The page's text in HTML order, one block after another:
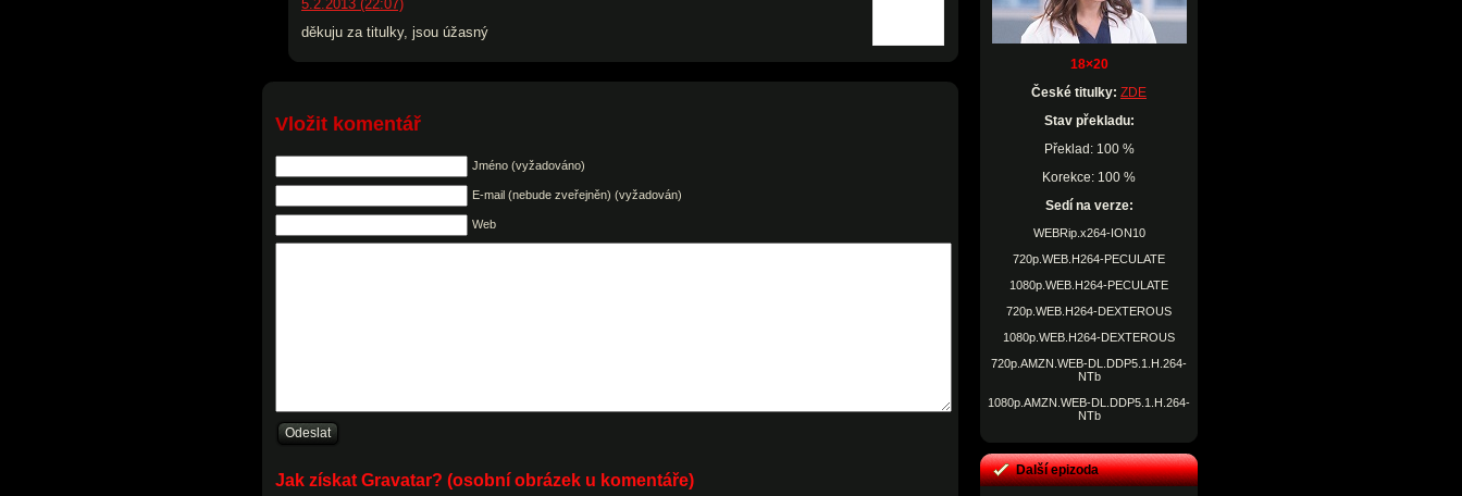
5.2.2013 (22:07)
děkuju za titulky, jsou úžasný
Vložit komentář
Jméno (vyžadováno)
E-mail (nebude zveřejněn) (vyžadován)
Web
Jak získat Gravatar? (osobní obrázek u komentáře)
18×20
České titulky: ZDE
Stav překladu:
Překlad: 100 %
Korekce: 100 %
Sedí na verze:
WEBRip.x264-ION10
720p.WEB.H264-PECULATE
1080p.WEB.H264-PECULATE
720p.WEB.H264-DEXTEROUS
1080p.WEB.H264-DEXTEROUS
720p.AMZN.WEB-DL.DDP5.1.H.264-
NTb
1080p.AMZN.WEB-DL.DDP5.1.H.264-
NTb
Další epizoda